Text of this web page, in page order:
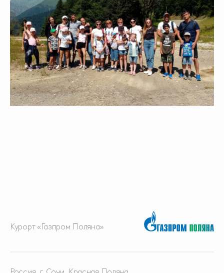
Курорт «Газпром Поляна»